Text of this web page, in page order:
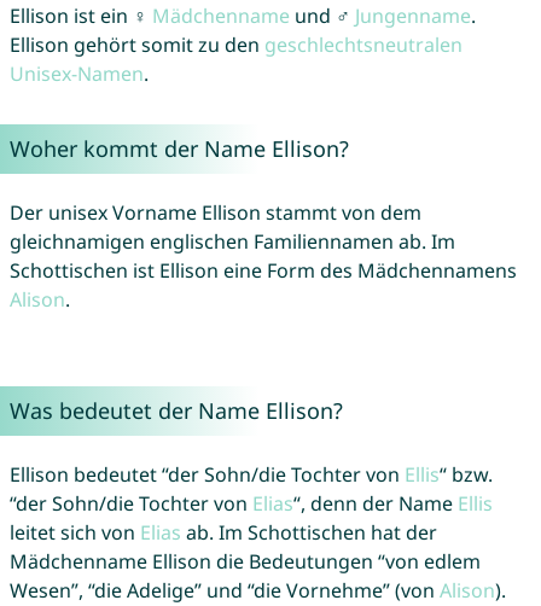
Ellison ist ein ♀ Mädchenname und ♂ Jungenname.
Ellison gehört somit zu den geschlechtsneutralen
Unisex-Namen.
Woher kommt der Name Ellison?
Der unisex Vorname Ellison stammt von dem
gleichnamigen englischen Familiennamen ab. Im
Schottischen ist Ellison eine Form des Mädchennamens
Alison.
Was bedeutet der Name Ellison?
Ellison bedeutet “der Sohn/die Tochter von Ellis“ bzw.
“der Sohn/die Tochter von Elias“, denn der Name Ellis
leitet sich von Elias ab. Im Schottischen hat der
Mädchenname Ellison die Bedeutungen “von edlem
Wesen”, “die Adelige” und “die Vornehme” (von Alison).